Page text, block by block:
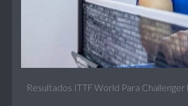
Resultados ITTF World Para Challenger